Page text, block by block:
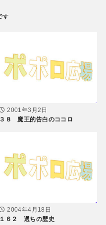
2001年3月2日
３８ 魔王的告白のココロ
2004年4月18日
１６２ 過ちの歴史